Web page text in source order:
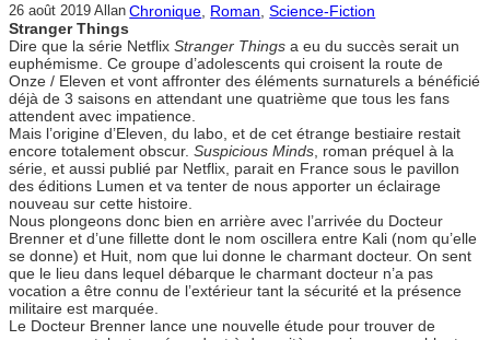
26 août 2019 Allan Chronique, Roman, Science-Fiction
Stranger Things
Dire que la série Netflix Stranger Things a eu du succès serait un
euphémisme. Ce groupe d’adolescents qui croisent la route de
Onze / Eleven et vont affronter des éléments surnaturels a bénéficié
déjà de 3 saisons en attendant une quatrième que tous les fans
attendent avec impatience.
Mais l’origine d’Eleven, du labo, et de cet étrange bestiaire restait
encore totalement obscur. Suspicious Minds, roman préquel à la
série, et aussi publié par Netflix, parait en France sous le pavillon
des éditions Lumen et va tenter de nous apporter un éclairage
nouveau sur cette histoire.
Nous plongeons donc bien en arrière avec l’arrivée du Docteur
Brenner et d’une fillette dont le nom oscillera entre Kali (nom qu’elle
se donne) et Huit, nom que lui donne le charmant docteur. On sent
que le lieu dans lequel débarque le charmant docteur n’a pas
vocation a être connu de l’extérieur tant la sécurité et la présence
militaire est marquée.
Le Docteur Brenner lance une nouvelle étude pour trouver de